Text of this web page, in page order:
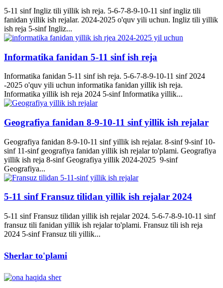
5-11 sinf Ingliz tili yillik ish reja. 5-6-7-8-9-10-11 sinf ingliz tili
fanidan yillik ish rejalar. 2024-2025 o'quv yili uchun. Ingliz tili yillik
ish reja 5-sinf Ingliz...
Informatika fanidan 5-11 sinf ish reja
Informatika fanidan 5-11 sinf ish reja. 5-6-7-8-9-10-11 sinf 2024
-2025 o'quv yili uchun informatika fanidan yillik ish reja.
Informatika yillik ish reja 2024 5-sinf Informatika yillik...
Geografiya fanidan 8-9-10-11 sinf yillik ish rejalar
Geografiya fanidan 8-9-10-11 sinf yillik ish rejalar. 8-sinf 9-sinf 10-
sinf 11-sinf geografiya fanidan yillik ish rejalar to'plami. Geografiya
yillik ish reja 8-sinf Geografiya yillik 2024-2025 9-sinf
Geografiya...
5-11 sinf Fransuz tilidan yillik ish rejalar 2024
5-11 sinf Fransuz tilidan yillik ish rejalar 2024. 5-6-7-8-9-10-11 sinf
fransuz tili fanidan yillik ish rejalar to'plami. Fransuz tili ish reja
2024 5-sinf Fransuz tili yillik...
Sherlar to'plami